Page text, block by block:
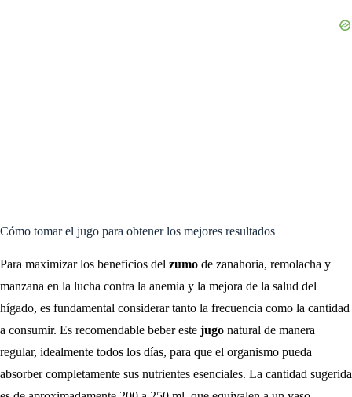
Cómo tomar el jugo para obtener los mejores resultados
Para maximizar los beneficios del zumo de zanahoria, remolacha y
manzana en la lucha contra la anemia y la mejora de la salud del
hígado, es fundamental considerar tanto la frecuencia como la cantidad
a consumir. Es recomendable beber este jugo natural de manera
regular, idealmente todos los días, para que el organismo pueda
absorber completamente sus nutrientes esenciales. La cantidad sugerida